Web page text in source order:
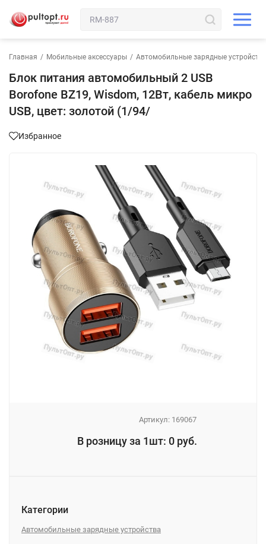
Главная / Мобильные аксессуары / Автомобильные зарядные
Блок питания автомобильный 2 USB
Borofone BZ19, Wisdom, 12Вт, кабель микро
USB, цвет: золотой (1/94/
Избранное
Артикул: 169067
В розницу за 1шт: 0 руб.
Категории
Автомобильные зарядные устройства